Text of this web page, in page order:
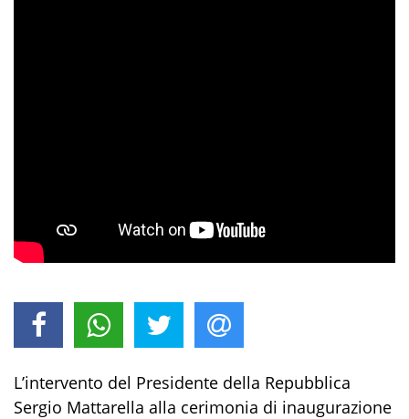
L’intervento del Presidente della Repubblica
Sergio Mattarella alla cerimonia di inaugurazione